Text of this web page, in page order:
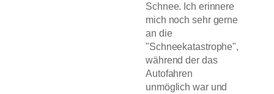
Schnee. Ich erinnere
mich noch sehr gerne
an die
"Schneekatastrophe",
während der das
Autofahren
unmöglich war und